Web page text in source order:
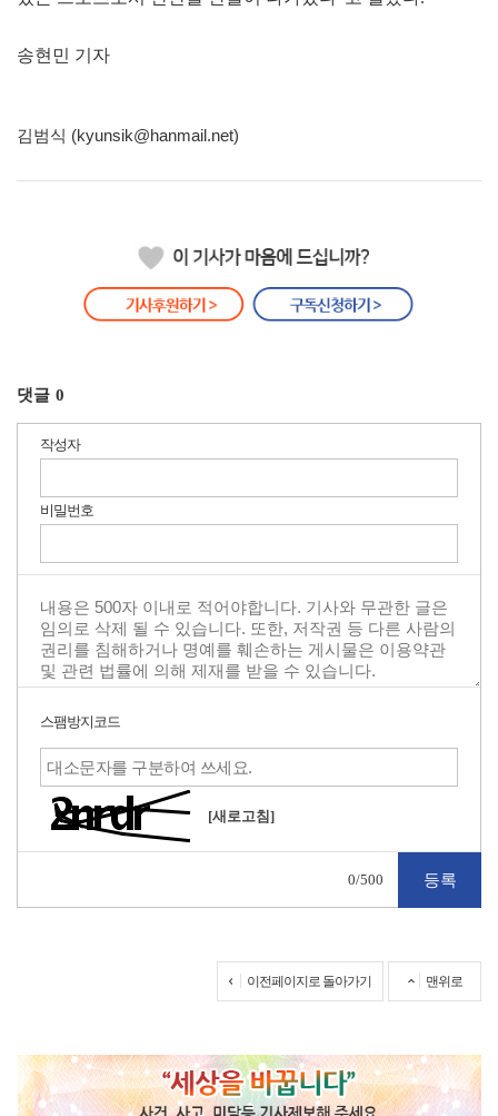
송현민 기자
김범식 (kyunsik@hanmail.net)
댓글 0
작성자
비밀번호
스팸방지코드
[새로고침]
0/500
이전페이지로 돌아가기 맨위로